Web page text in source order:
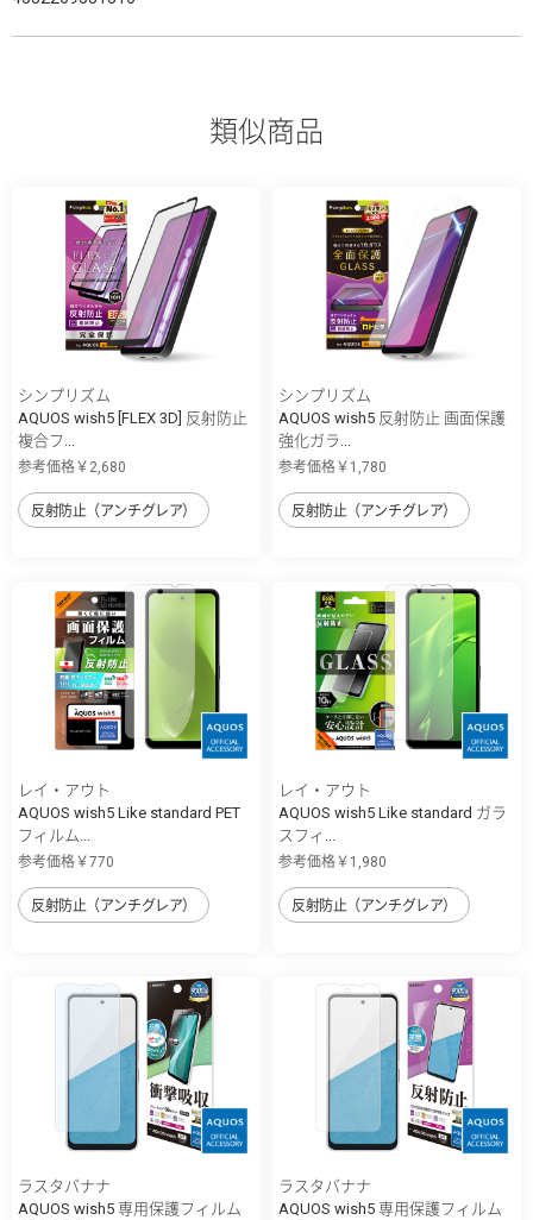
類似商品
シンプリズム
AQUOS wish5 [FLEX 3D] 反射防止
複合フ...
参考価格￥2,680
反射防止（アンチグレア）
シンプリズム
AQUOS wish5 反射防止 画面保護
強化ガラ...
参考価格￥1,780
反射防止（アンチグレア）
レイ・アウト
AQUOS wish5 Like standard PET
フィルム...
参考価格￥770
反射防止（アンチグレア）
レイ・アウト
AQUOS wish5 Like standard ガラ
スフィ...
参考価格￥1,980
反射防止（アンチグレア）
ラスタバナナ
AQUOS wish5 専用保護フィルム
ラスタバナナ
AQUOS wish5 専用保護フィルム